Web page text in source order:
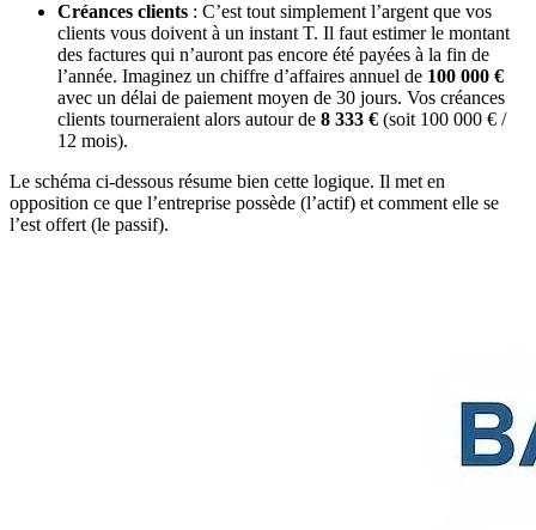
Créances clients : C’est tout simplement l’argent que vos
clients vous doivent à un instant T. Il faut estimer le montant
des factures qui n’auront pas encore été payées à la fin de
l’année. Imaginez un chiffre d’affaires annuel de 100 000 €
avec un délai de paiement moyen de 30 jours. Vos créances
clients tourneraient alors autour de 8 333 € (soit 100 000 € /
12 mois).
Le schéma ci-dessous résume bien cette logique. Il met en
opposition ce que l’entreprise possède (l’actif) et comment elle se
l’est offert (le passif).